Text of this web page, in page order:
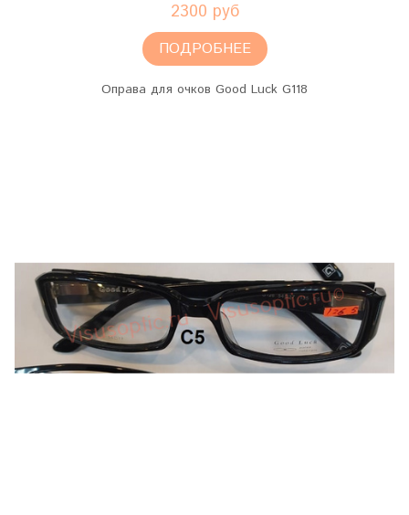
2300 руб
ПОДРОБНЕЕ
Оправа для очков Good Luck G118